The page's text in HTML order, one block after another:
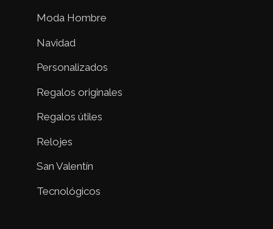
Moda Hombre
Navidad
Personalizados
Regalos originales
Regalos útiles
Relojes
San Valentín
Tecnológicos